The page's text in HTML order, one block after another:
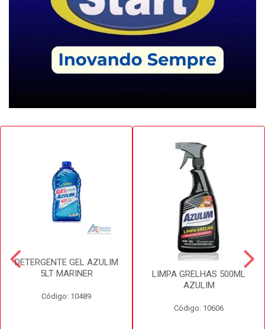
DETERGENTE GEL AZULIM
5LT MARINER
Código: 10489
LIMPA GRELHAS 500ML
AZULIM
Código: 10606